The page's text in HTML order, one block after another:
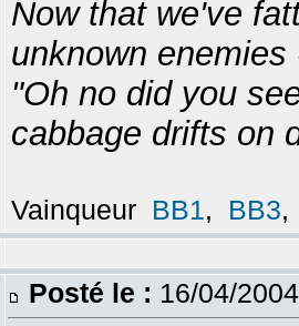
Now that we've
unknown
"Oh no did you
cabbage drifts on
Vainqueur BB1, BB3,
Posté le : 16/04/